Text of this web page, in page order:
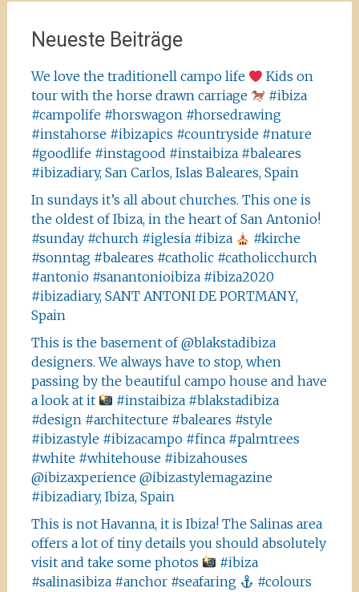
Neueste Beiträge
We love the traditionell campo life
Kids on
tour with the horse drawn carriage
#ibiza
#campolife #horswagon #horsedrawing
#instahorse #ibizapics #countryside #nature
#goodlife #instagood #instaibiza #baleares
#ibizadiary, San Carlos, Islas Baleares, Spain
In sundays it’s all about churches. This one is
the oldest of Ibiza, in the heart of San Antonio!
#sunday #church #iglesia #ibiza
#kirche
#sonntag #baleares #catholic #catholicchurch
#antonio #sanantonioibiza #ibiza2020
#ibizadiary, SANT ANTONI DE PORTMANY,
Spain
This is the basement of @blakstadibiza
designers. We always have to stop, when
passing by the beautiful campo house and have
a look at it
#instaibiza #blakstadibiza
#design #architecture #baleares #style
#ibizastyle #ibizacampo #finca #palmtrees
#white #whitehouse #ibizahouses
@ibizaxperience @ibizastylemagazine
#ibizadiary, Ibiza, Spain
This is not Havanna, it is Ibiza! The Salinas area
offers a lot of tiny details you should absolutely
visit and take some photos
#ibiza
#salinasibiza #anchor #seafaring
#colours